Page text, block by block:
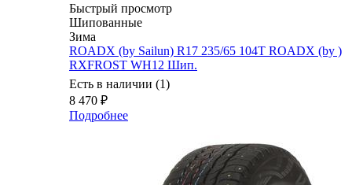
Быстрый просмотр
Шипованные
Зима
ROADX (by Sailun) R17 235/65 104T ROADX (by )
RXFROST WH12 Шип.
Есть в наличии (1)
8 470 ₽
Подробнее